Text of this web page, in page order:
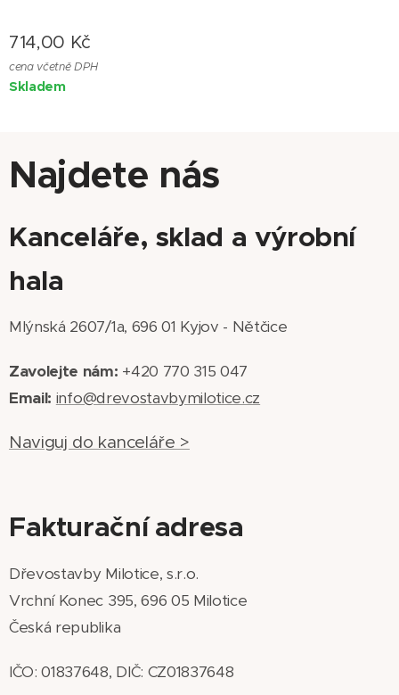
714,00 Kč
cena včetně DPH
Skladem
Najdete nás
Kanceláře, sklad a výrobní
hala
Mlýnská 2607/1a, 696 01 Kyjov - Nětčice
Zavolejte nám: +420 770 315 047
Email: info@drevostavbymilotice.cz
Naviguj do kanceláře >
Fakturační adresa
Dřevostavby Milotice, s.r.o.
Vrchní Konec 395, 696 05 Milotice
Česká republika
IČO: 01837648, DIČ: CZ01837648